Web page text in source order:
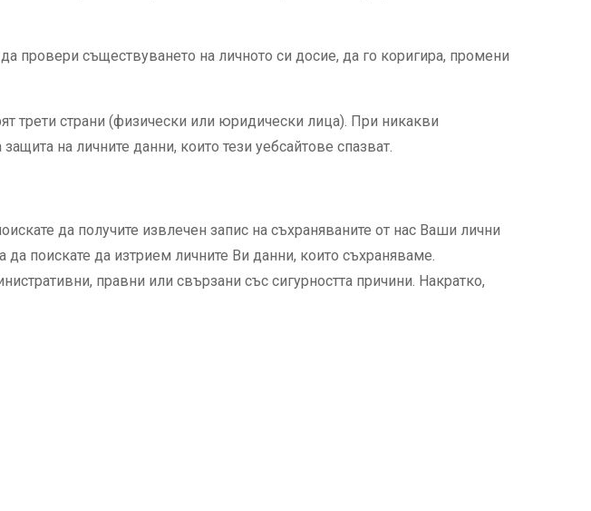
провери съществуването на личното си досие, да го коригира, промени
трети страни (физически или юридически лица). При никакви
на личните данни, които тези уебсайтове спазват.
да получите извлечен запис на съхраняваните от нас Ваши лични
поискате да изтрием личните Ви данни, които съхраняваме.
правни или свързани със сигурността причини. Накратко,